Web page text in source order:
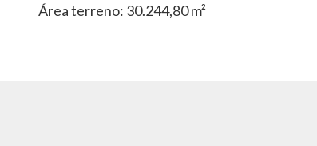
Área terreno: 30.244,80 m²